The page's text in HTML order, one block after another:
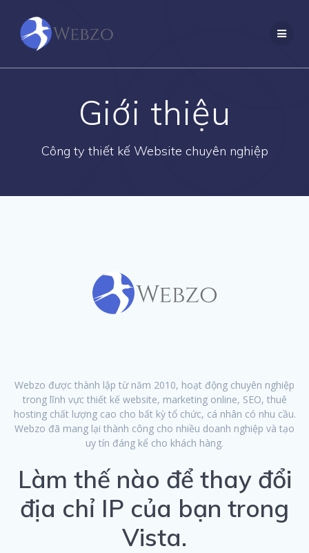
Giới thiệu
Công ty thiết kế Website chuyên nghiệp
Webzo được thành lập từ năm 2010, hoạt động chuyên nghiệp
trong lĩnh vực thiết kế website, marketing online, SEO, thuê
hosting chất lượng cao cho bất kỳ tổ chức, cá nhân có nhu cầu.
Webzo đã mang lại thành công cho nhiều doanh nghiệp và tạo
uy tín đáng kể cho khách hàng.
Làm thế nào để thay đổi
địa chỉ IP của bạn trong
Vista.